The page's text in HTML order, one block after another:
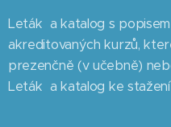
Leták a katalog s
akreditovaných kurzů,
prezenčně (v učebně)
Leták a katalog ke